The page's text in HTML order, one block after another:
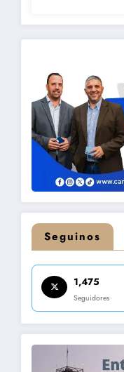
Seguinos
1,475
Seguidores